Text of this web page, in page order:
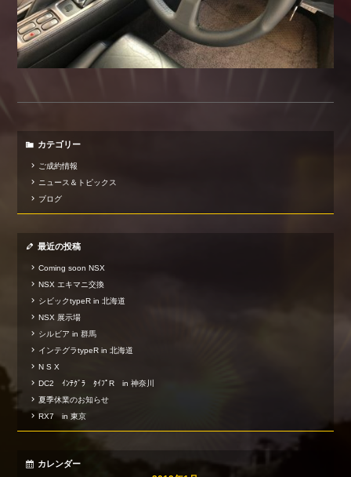
カテゴリー
ご成約情報
ニュース＆トピックス
ブログ
最近の投稿
Coming soon NSX
NSX エキマニ交換
シビックtypeR in 北海道
NSX 展示場
シルビア in 群馬
インテグラtypeR in 北海道
N S X
DC2 ｲﾝﾃｸﾞﾗ ﾀｲﾌﾟR in 神奈川
夏季休業のお知らせ
RX7 in 東京
カレンダー